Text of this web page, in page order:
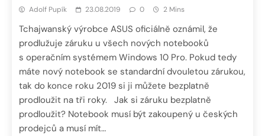
Adolf Pupík 23.08.2019 0 2 Mins
Tchajwanský výrobce ASUS oficiálně oznámil, že
prodlužuje záruku u všech nových notebooků
s operačním systémem Windows 10 Pro. Pokud tedy
máte nový notebook se standardní dvouletou zárukou,
tak do konce roku 2019 si ji můžete bezplatně
prodloužit na tři roky. Jak si záruku bezplatně
prodloužit? Notebook musí být zakoupený u českých
prodejců a musí mít…